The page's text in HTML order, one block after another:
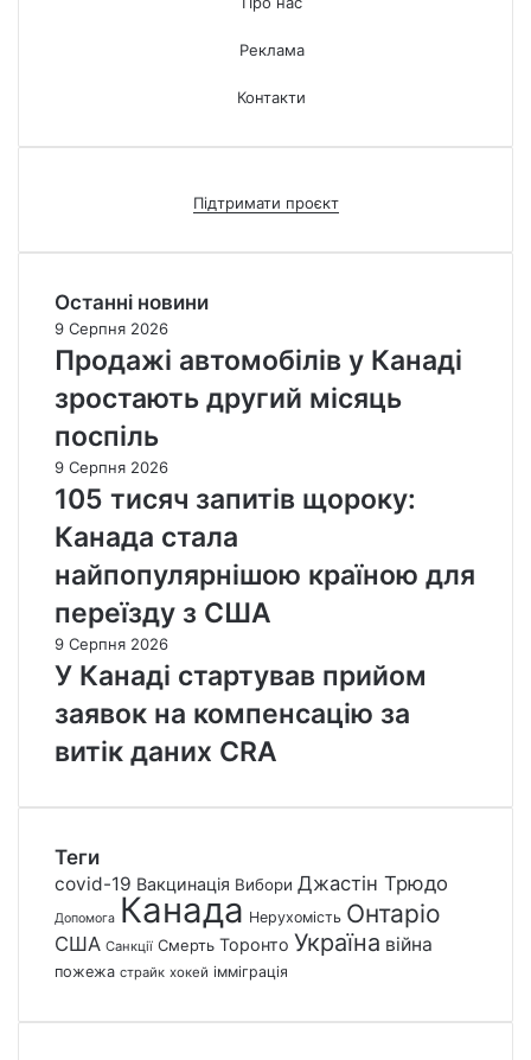
Реклама
Контакти
Підтримати проєкт
Останні новини
9 Серпня 2026
Продажі автомобілів у Канаді
зростають другий місяць
поспіль
9 Серпня 2026
105 тисяч запитів щороку:
Канада стала
найпопулярнішою країною для
переїзду з США
9 Серпня 2026
У Канаді стартував прийом
заявок на компенсацію за
витік даних CRA
Теги
covid-19 Вакцинація Вибори Джастін Трюдо
Допомога Канада Нерухомість Онтаріо
США Санкції Смерть Торонто Україна війна
пожежа страйк хокей імміграція